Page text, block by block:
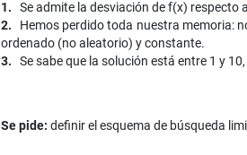
1. Se admite la desviación de f(x) respecto
2. Hemos perdido toda nuestra memoria:
ordenado (no aleatorio) y constante.
3. Se sabe que la solución está entre 1 y
Se pide: definir el esquema de búsqueda